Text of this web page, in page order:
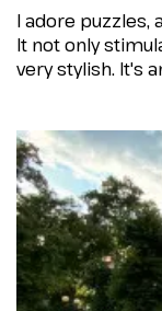
I adore puzzles,
It not only
very stylish. It's